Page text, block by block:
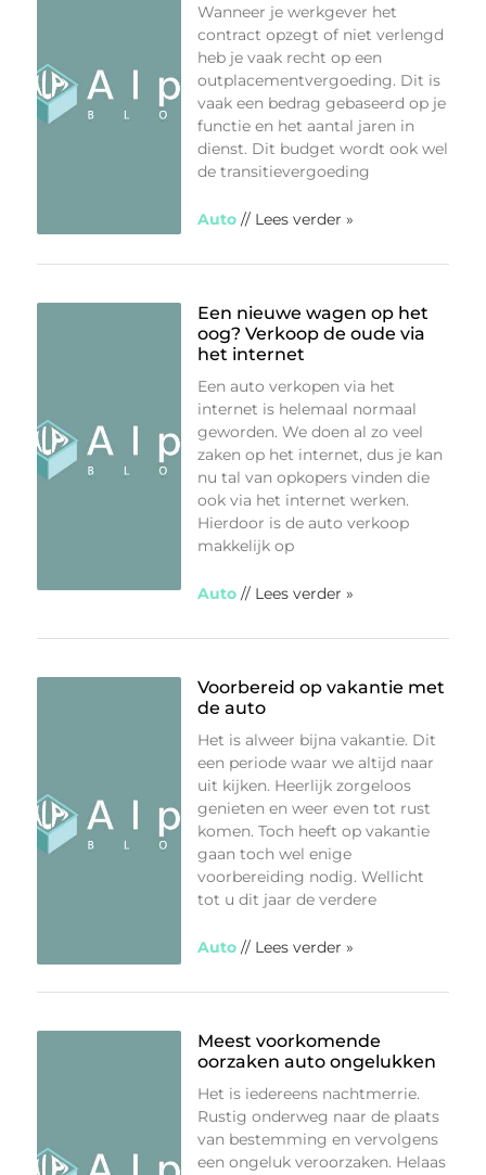
Wanneer je werkgever het
contract opzegt of niet verlengd
heb je vaak recht op een
outplacementvergoeding. Dit is
vaak een bedrag gebaseerd op je
functie en het aantal jaren in
dienst. Dit budget wordt ook wel
de transitievergoeding
Auto // Lees verder »
Een nieuwe wagen op het
oog? Verkoop de oude via
het internet
Een auto verkopen via het
internet is helemaal normaal
geworden. We doen al zo veel
zaken op het internet, dus je kan
nu tal van opkopers vinden die
ook via het internet werken.
Hierdoor is de auto verkoop
makkelijk op
Auto // Lees verder »
Voorbereid op vakantie met
de auto
Het is alweer bijna vakantie. Dit
een periode waar we altijd naar
uit kijken. Heerlijk zorgeloos
genieten en weer even tot rust
komen. Toch heeft op vakantie
gaan toch wel enige
voorbereiding nodig. Wellicht
tot u dit jaar de verdere
Auto // Lees verder »
Meest voorkomende
oorzaken auto ongelukken
Het is iedereens nachtmerrie.
Rustig onderweg naar de plaats
van bestemming en vervolgens
een ongeluk veroorzaken. Helaas